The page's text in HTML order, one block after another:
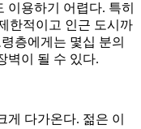
이용하기 어렵다. 특히
한적이고 인근 도시까
층에게는 몇십 분의
벽이 될 수 있다.
다가온다. 젊은 이